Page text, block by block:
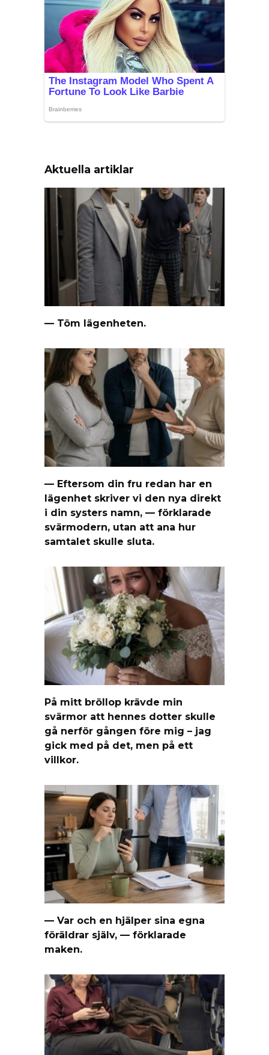
Aktuella artiklar
— Töm lägenheten.
— Eftersom din fru redan har en
lägenhet skriver vi den nya direkt
i din systers namn, — förklarade
svärmodern, utan att ana hur
samtalet skulle sluta.
På mitt bröllop krävde min
svärmor att hennes dotter skulle
gå nerför gången före mig – jag
gick med på det, men på ett
villkor.
— Var och en hjälper sina egna
föräldrar själv, — förklarade
maken.